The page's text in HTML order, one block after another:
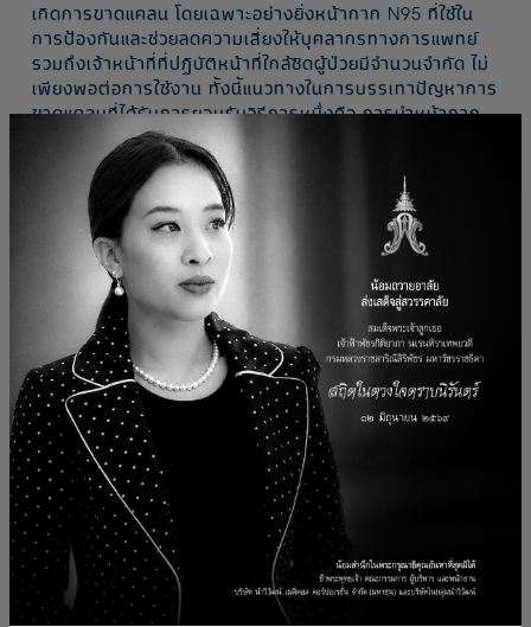
เกิดการขาดแคลน โดยเฉพาะอย่างยิ่งหน้ากาก N95 ที่ใช้ใน
การป้องกันและช่วยลดความเสี่ยงให้บุคลากรทางการแพทย์
รวมถึงเจ้าหน้าที่ที่ปฏิบัติหน้าที่ใกล้ชิดผู้ป่วยมีจำนวนจำกัด ไม่
เพียงพอต่อการใช้งาน ทั้งนี้แนวทางในการบรรเทาปัญหาการ
ขาดแคลนที่ได้รับการยอมรับวิธีการหนึ่งคือ การนำหน้ากาก
N95 ที่ผ่านการใช้งานแล้ว มาทำการฆ่าเชื้อด้วยเครื่องอบฆ่า
เชื้อระบบไฮโดรเจน เปอร์ออกไซด์ความเข้มข้น 58% ที่
สามารถอบฆ่าเชื้อได้ อย่างมีประสิทธิภาพ แต่ก็มีผลกระทบต่อ
การเปลี่ยนแปลงคุณสมบัติทางกายภาพการกรองของ
หน้ากาก สำหรับการฆ่าเชื้อเพื่อนำกลับมาใช้ซ้ำนั้นจะ ต้องอยู่
ภายใต้เงื่อนไขสำคัญ คือ ต้องสามารถฆ่าเชื้อ เช่น เชื้อไวรัสที่
ทำให้เกิด COVID-19 ได้ ต้องไม่ทำลายระบบกรองของ
หน้ากาก ต้องไม่ส่งผลกระทบต่อความพอดีของหน้ากากและ
ปลอดภัยต่อผู้ที่สวมใส่หน้ากาก เช่น ไม่มีการแพร่กระจายของ
สารเคมีเข้าไปในเขตการหายใจ หากระบบการกรองเสียหาย
หรือหน้ากากไม่พอดี จะไม่ช่วยลดการสัมผัสกับอนุภาคใน
อากาศ ดังนั้น ทางทีมวิจัยของศูนย์ความเป็นเลิศทางด้านชีว
กลศาสตร์ทางการแพทย์ มทส. ได้ร่วมกับ ทีมวิจัยของ บริษัท
นำวิวัฒน์การช่าง 1992 (จำกัด) ทำการวิจัยและทดลองอบฆ่า
เชื้อหน้ากาก N95 ที่ผ่านการใช้งานแล้ว ด้วยเครื่องอบฆ่าเชื้อ
ระบบไฮโดรเจน เปอร์ออกไซด์ โดยใช้ความเข้มข้นของน้ำยา
เพียง 12% และทดสอบคุณสมบัติหน้ากาก N95 ที่ผ่านการอบ
ฆ่าเชื้อ ซึ่งการวิจัยและทดสอบคุณสมบัติได้ผลเป็นที่น่าพอใจ
อย่างยิ่ง” ผู้ช่วยศาสตราจารย์ ดร.สุขเกษม วัชรมัยสกุล รอง
ผู้อำนวยการศูนย์ความเป็นเลิศทางด้านชีวกลศาสตร์ทางการ